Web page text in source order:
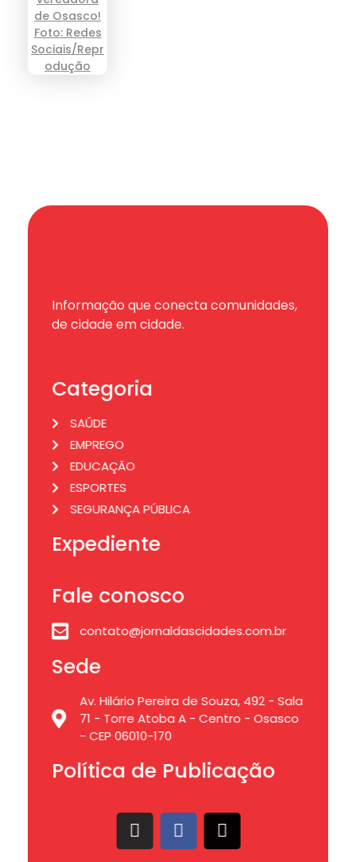
Informação que conecta comunidades,
de cidade em cidade.
Categoria
SAÚDE
EMPREGO
EDUCAÇÃO
ESPORTES
SEGURANÇA PÚBLICA
Expediente
Fale conosco
contato@jornaldascidades.com.br
Sede
Av. Hilário Pereira de Souza, 492 - Sala
71 - Torre Atoba A - Centro - Osasco
- CEP 06010-170
Política de Publicação